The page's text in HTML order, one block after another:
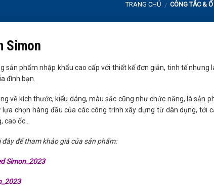
TRANG CHỦ / CÔNG TẮC &
Simon
sản phẩm nhập khẩu cao cấp với thiết kế đơn giản, tinh tế nhưng
đình bạn.
về kích thước, kiểu dáng, màu sắc cũng như chức năng, là sản
lựa chọn hàng đầu của các công trình xây dựng từ dân dụng, tới
cao ốc…
để tham khảo giá của sản phẩm:
Simon_2023